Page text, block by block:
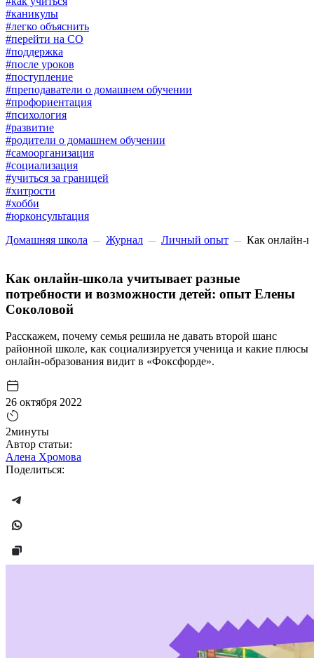
#каникулы
#легко объяснить
#перейти на СО
#поддержка
#после уроков
#поступление
#преподаватели о домашнем обучении
#профориентация
#психология
#развитие
#родители о домашнем обучении
#самоорганизация
#социализация
#учиться за границей
#хитрости
#хобби
#юрконсультация
Домашняя школа
Журнал Личный опыт Как онлайн-
Как онлайн-школа учитывает разные
потребности и возможности детей: опыт Елены
Соколовой
Расскажем, почему семья решила не давать второй шанс
районной школе, как социализируется ученица и какие плюсы
онлайн-образования видит в «Фоксфорде».
26 октября 2022
2минуты
Автор статьи:
Алена Хромова
Поделиться: